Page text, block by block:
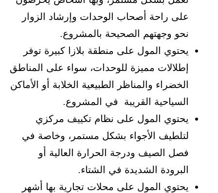
على راحة أصحاب الوحدات وإرشاد الزوار
نحو وجهتهم الصحيحة بالمشروع.
يحتوي المول على منطقة بلازا كبيرة توفر
إطلالات مميزة للوحدات، سواء على المناطق
الخضراء والمناظر الطبيعية الخلابة أو الأماكن
السياحية القريبة في المشروع.
يحتوي المول على نظام تكييف مركزي
لتلطيف الأجواء بشكل مستمر، وخاصة في
فصل الصيف ودرجة الحرارة العالية أو
البرودة الشديدة في الشتاء.
يحتوي المول على محلات تجارية بها أشهر